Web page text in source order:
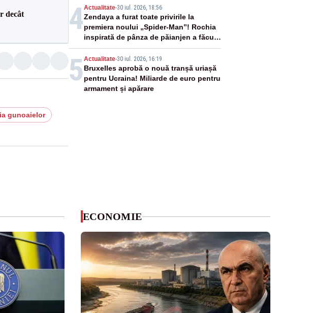
decât
gunoaielor
4Actualitate-30 iul. 2026, 18:56
Zendaya a furat toate privirile la
premiera noului „Spider-Man”! Rochia
inspirată de pânza de păianjen a făcut
senzație
5 Actualitate-30 iul. 2026, 16:19
Bruxelles aprobă o nouă tranșă uriașă
pentru Ucraina! Miliarde de euro pentru
armament și apărare
ECONOMIE